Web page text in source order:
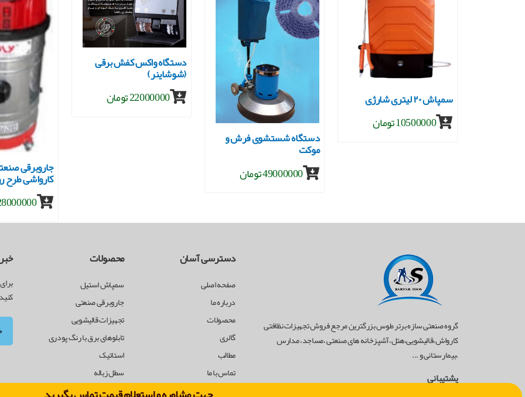
کارواشی طرح
28000000
دستگاه واکس کفش برقی
(شوشاینر)
22000000 تومان
دستگاه شستشوی فرش و
موکت
49000000 تومان
سمپاش ۲۰ لیتری شارژی
10500000 تومان
گروه صنعتی سازه برتر طوس بزرگترین مرجع فروش تجهیزات نظافتی
کارواش،قالیشویی،هتل،آشپزخانه های صنعتی ،مساجد، مدارس
،بیمارستانی و ...
پشتیبانی
دسترسی آسان
صفحه اصلی
درباره ما
محصولات
گالری
مطالب
تماس با ما
محصولات
سمپاش استیل
جاروبرقی صنعتی
تجهیزات قالیشویی
تابلوهای برق با رنگ پودری
استاتیک
سطل زباله
کنید